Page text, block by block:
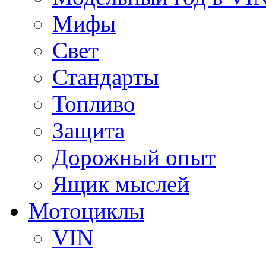
Мифы
Свет
Стандарты
Топливо
Защита
Дорожный опыт
Ящик мыслей
Мотоциклы
VIN